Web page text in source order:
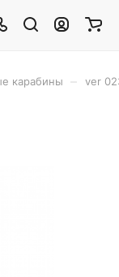
карабины ver